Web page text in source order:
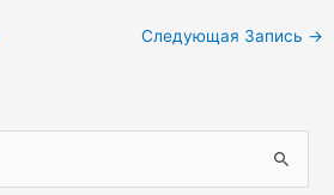
Следующая Запись →